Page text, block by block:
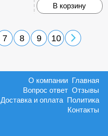
В корзину
7 8 9 10
Главная
О компании
Отзывы
Вопрос ответ
Политика
Доставка и оплата
Контакты